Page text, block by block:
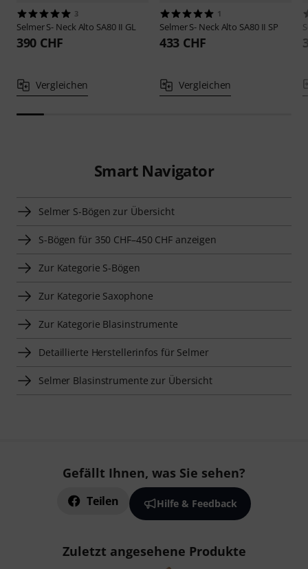
3
SelmerS- Neck Alto SA80 II GL
390 CHF
Vergleichen
1
SelmerS- Neck Alto SA80 II SP
433 CHF
Vergleichen
Smart Navigator
Selmer S-Bögen zur Übersicht
S-Bögen für 350 CHF–450 CHF anzeigen
Zur Kategorie S-Bögen
Zur Kategorie Saxophone
Zur Kategorie Blasinstrumente
Detaillierte Herstellerinfos für Selmer
Selmer Blasinstrumente zur Übersicht
Gefällt Ihnen, was Sie sehen?
Teilen Hilfe & Feedback
Zuletzt angesehene Produkte